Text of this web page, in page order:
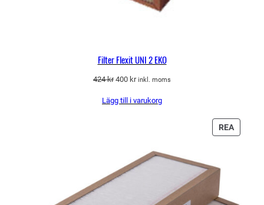
Filter Flexit UNI 2 EKO
424kr Det
priset
400 krDet
priset
inkl. moms
Lägg till i varukorg
REA
PÅ